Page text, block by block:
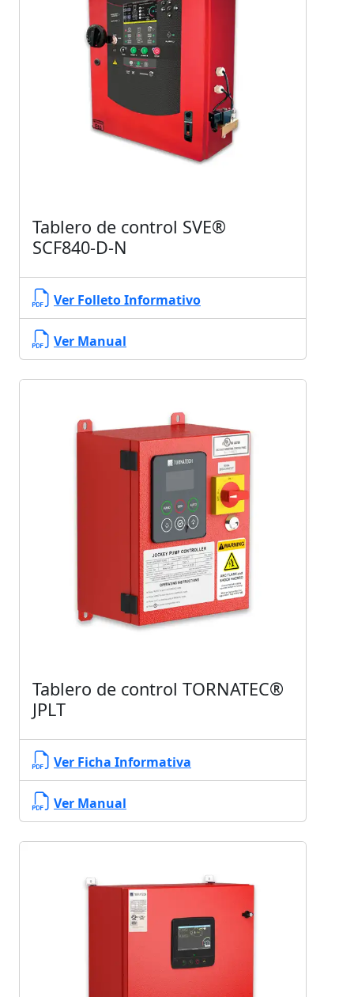
Tablero de control SVE®
SCF840-D-N
Ver Folleto Informativo
Ver Manual
Tablero de control TORNATEC®
JPLT
Ver Ficha Informativa
Ver Manual